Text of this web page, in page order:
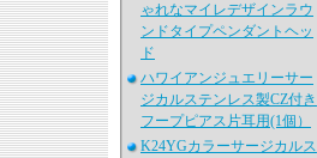
ゃれなマイレデザインラウ
ンドタイプペンダントヘッ
ド
ハワイアンジュエリーサー
ジカルステンレス製CZ付き
フープピアス片耳用(1個）
K24YGカラーサージカルス